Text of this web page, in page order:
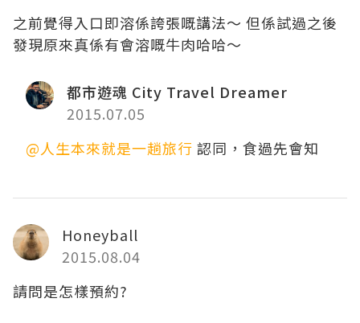
之前覺得入口即溶係誇張嘅講法～ 但係試過之後
發現原來真係有會溶嘅牛肉哈哈～
都市遊魂 City Travel Dreamer
2015.07.05
@人生本來就是一趟旅行 認同，食過先會知
Honeyball
2015.08.04
請問是怎樣預約?